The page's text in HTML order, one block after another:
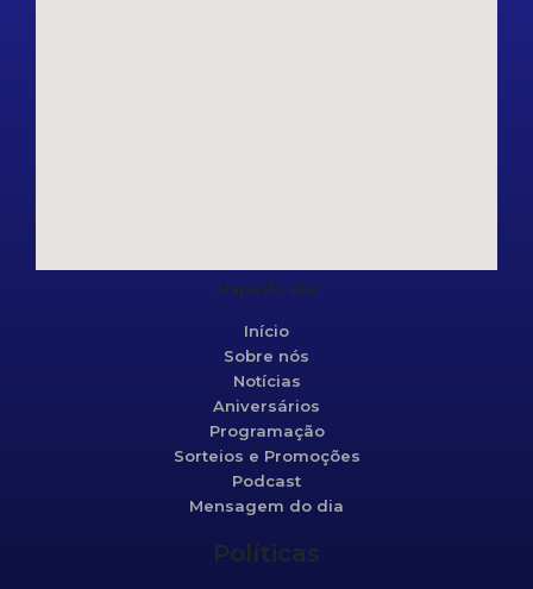
Mapa do site
Início
Sobre nós
Notícias
Aniversários
Programação
Sorteios e Promoções
Podcast
Mensagem do dia
Políticas